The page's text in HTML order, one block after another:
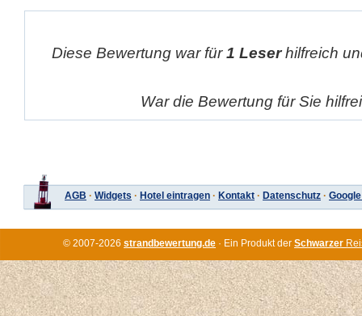
Diese Bewertung war für1 Leserhilfreich
War die Bewertung für Sie
AGB · Widgets · Hotel eintragen · Kontakt · Datenschutz ·
© 2007-2026 strandbewertung.de · Ein Produkt der Schwarzer